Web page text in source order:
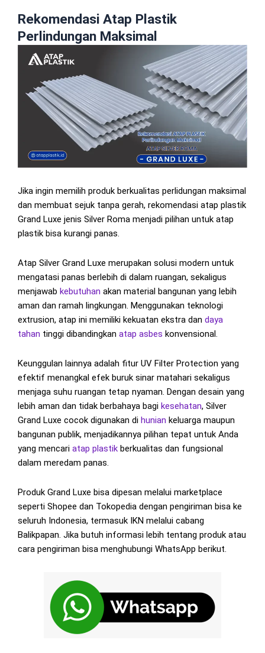
Rekomendasi Atap Plastik
Perlindungan Maksimal
Jika ingin memilih produk berkualitas perlidungan maksimal
dan membuat sejuk tanpa gerah, rekomendasi atap plastik
Grand Luxe jenis Silver Roma menjadi pilihan untuk atap
plastik bisa kurangi panas.
Atap Silver Grand Luxe merupakan solusi modern untuk
mengatasi panas berlebih di dalam ruangan, sekaligus
menjawab kebutuhan akan material bangunan yang lebih
aman dan ramah lingkungan. Menggunakan teknologi
extrusion, atap ini memiliki kekuatan ekstra dan daya
tahan tinggi dibandingkan atap asbes konvensional.
Keunggulan lainnya adalah fitur UV Filter Protection yang
efektif menangkal efek buruk sinar matahari sekaligus
menjaga suhu ruangan tetap nyaman. Dengan desain yang
lebih aman dan tidak berbahaya bagi kesehatan, Silver
Grand Luxe cocok digunakan di hunian keluarga maupun
bangunan publik, menjadikannya pilihan tepat untuk Anda
yang mencari atap plastik berkualitas dan fungsional
dalam meredam panas.
Produk Grand Luxe bisa dipesan melalui marketplace
seperti Shopee dan Tokopedia dengan pengiriman bisa ke
seluruh Indonesia, termasuk IKN melalui cabang
Balikpapan. Jika butuh informasi lebih tentang produk atau
cara pengiriman bisa menghubungi WhatsApp berikut.